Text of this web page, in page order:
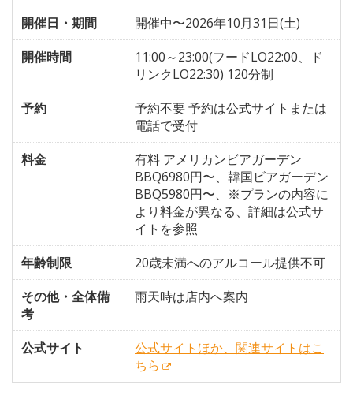
開催日・期間
開催中〜2026年10月31日(土)
開催時間
11:00～23:00(フードLO22:00、ド
リンクLO22:30) 120分制
予約
予約不要 予約は公式サイトまたは
電話で受付
料金
有料 アメリカンビアガーデン
BBQ6980円〜、韓国ビアガーデン
BBQ5980円〜、※プランの内容に
より料金が異なる、詳細は公式サ
イトを参照
年齢制限
20歳未満へのアルコール提供不可
その他・全体備
考
雨天時は店内へ案内
公式サイト
公式サイトほか、関連サイトはこ
ちら